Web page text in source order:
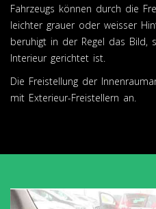
Fahrzeugs können durch die
leichter grauer oder weisser
beruhigt in der Regel das Bild,
Interieur gerichtet ist.
Die Freistellung der
mit Exterieur-Freistellern an.